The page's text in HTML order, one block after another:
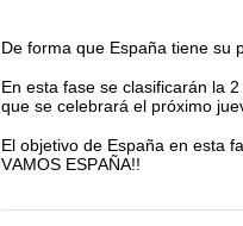
De forma que España tiene su
En esta fase se clasificarán la
que se celebrará el próximo
El objetivo de España en esta
VAMOS ESPAÑA!!